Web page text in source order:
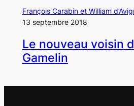
François Carabin et William
13 septembre 2018
Le nouveau voisin
Gamelin